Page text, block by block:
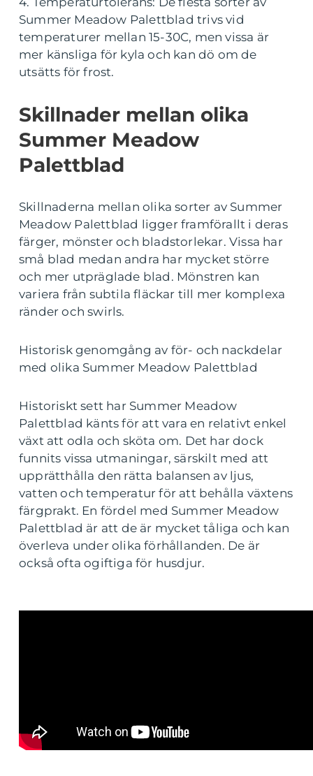
Summer Meadow Palettblad trivs vid
temperaturer mellan 15-30C, men vissa är
mer känsliga för kyla och kan dö om de
utsätts för frost.
Skillnader mellan olika
Summer Meadow
Palettblad
Skillnaderna mellan olika sorter av Summer
Meadow Palettblad ligger framförallt i deras
färger, mönster och bladstorlekar. Vissa har
små blad medan andra har mycket större
och mer utpräglade blad. Mönstren kan
variera från subtila fläckar till mer komplexa
ränder och swirls.
Historisk genomgång av för- och nackdelar
med olika Summer Meadow Palettblad
Historiskt sett har Summer Meadow
Palettblad känts för att vara en relativt enkel
växt att odla och sköta om. Det har dock
funnits vissa utmaningar, särskilt med att
upprätthålla den rätta balansen av ljus,
vatten och temperatur för att behålla växtens
färgprakt. En fördel med Summer Meadow
Palettblad är att de är mycket tåliga och kan
överleva under olika förhållanden. De är
också ofta ogiftiga för husdjur.